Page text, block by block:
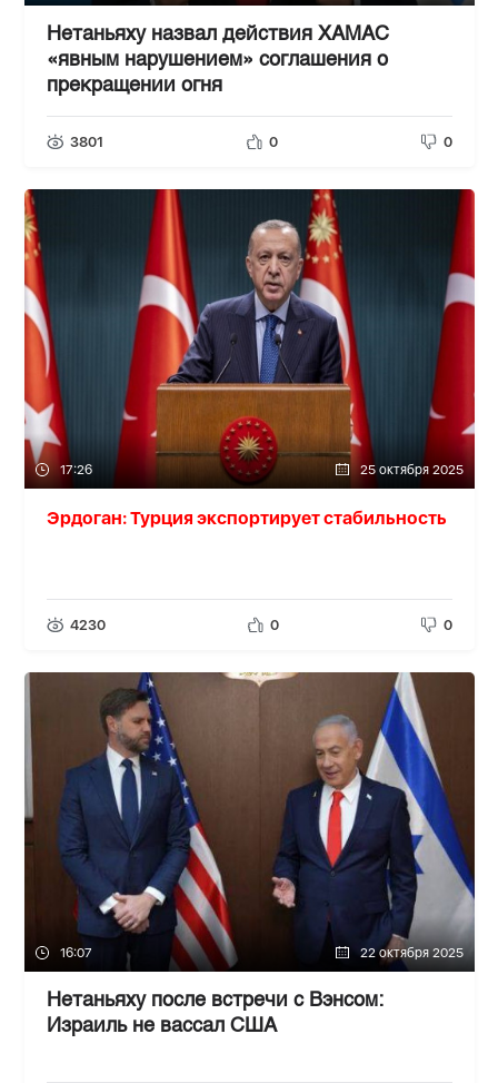
Нетаньяху назвал действия ХАМАС
«явным нарушением» соглашения о
прекращении огня
3801 0 0
17:26 25 октября 2025
Эрдоган: Турция экспортирует стабильность
4230 0 0
16:07 22 октября 2025
Нетаньяху после встречи с Вэнсом:
Израиль не вассал США